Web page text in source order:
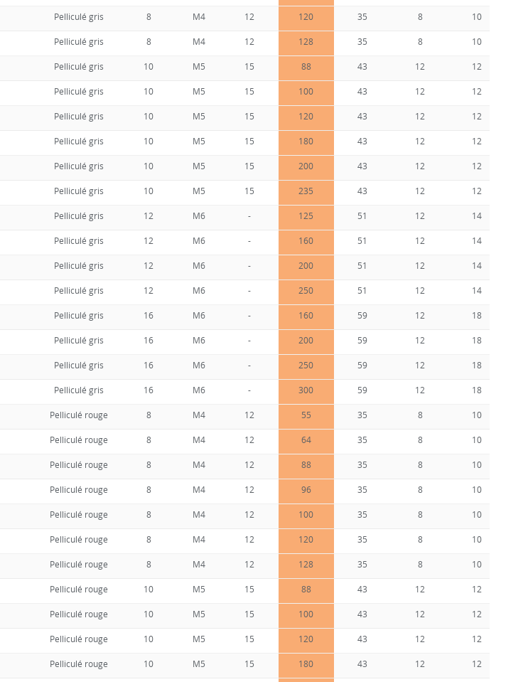
Pelliculé gris 8 M4 12 120 35 8 10
Pelliculé gris 8 M4 12 128 35 8 10
Pelliculé gris 10 M5 15 88 43 12 12
Pelliculé gris 10 M5 15 100 43 12 12
Pelliculé gris 10 M5 15 120 43 12 12
Pelliculé gris 10 M5 15 180 43 12 12
Pelliculé gris 10 M5 15 200 43 12 12
Pelliculé gris 10 M5 15 235 43 12 12
Pelliculé gris 12 M6 - 125 51 12 14
Pelliculé gris 12 M6 - 160 51 12 14
Pelliculé gris 12 M6 - 200 51 12 14
Pelliculé gris 12 M6 - 250 51 12 14
Pelliculé gris 16 M6 - 160 59 12 18
Pelliculé gris 16 M6 - 200 59 12 18
Pelliculé gris 16 M6 - 250 59 12 18
Pelliculé gris 16 M6 - 300 59 12 18
Pelliculé rouge 8 M4 12 55 35 8 10
Pelliculé rouge 8 M4 12 64 35 8 10
Pelliculé rouge 8 M4 12 88 35 8 10
Pelliculé rouge 8 M4 12 96 35 8 10
Pelliculé rouge 8 M4 12 100 35 8 10
Pelliculé rouge 8 M4 12 120 35 8 10
Pelliculé rouge 8 M4 12 128 35 8 10
Pelliculé rouge 10 M5 15 88 43 12 12
Pelliculé rouge 10 M5 15 100 43 12 12
Pelliculé rouge 10 M5 15 120 43 12 12
Pelliculé rouge 10 M5 15 180 43 12 12